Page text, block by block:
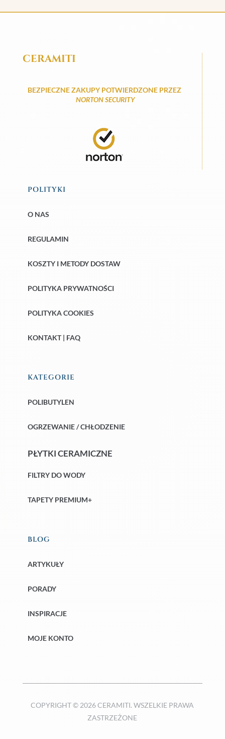
CERAMITI
BEZPIECZNE ZAKUPY POTWIERDZONE PRZEZ
NORTON SECURITY
POLITYKI
O NAS
REGULAMIN
KOSZTY I METODY DOSTAW
POLITYKA PRYWATNOŚCI
POLITYKA COOKIES
KONTAKT | FAQ
KATEGORIE
POLIBUTYLEN
OGRZEWANIE / CHŁODZENIE
PŁYTKI CERAMICZNE
FILTRY DO WODY
TAPETY PREMIUM+
BLOG
ARTYKUŁY
PORADY
INSPIRACJE
MOJE KONTO
COPYRIGHT © 2026 CERAMITI. WSZELKIE PRAWA
ZASTRZEŻONE